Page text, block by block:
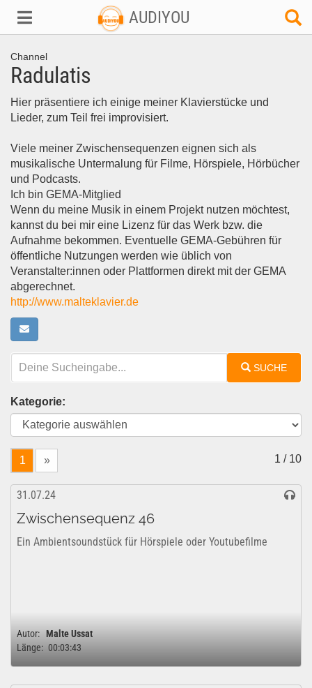
AUDIYOU
Channel
Radulatis
Hier präsentiere ich einige meiner Klavierstücke und
Lieder, zum Teil frei improvisiert.
Viele meiner Zwischensequenzen eignen sich als
musikalische Untermalung für Filme, Hörspiele, Hörbücher
und Podcasts.
Ich bin GEMA-Mitglied
Wenn du meine Musik in einem Projekt nutzen möchtest,
kannst du bei mir eine Lizenz für das Werk bzw. die
Aufnahme bekommen. Eventuelle GEMA-Gebühren für
öffentliche Nutzungen werden wie üblich von
Veranstalter:innen oder Plattformen direkt mit der GEMA
abgerechnet.
http://www.malteklavier.de
SUCHE
Kategorie:
1 » 1 / 10
31.07.24
Zwischensequenz 46
Ein Ambientsoundstück für Hörspiele oder Youtubefilme
Autor: Malte Ussat
Länge: 00:03:43